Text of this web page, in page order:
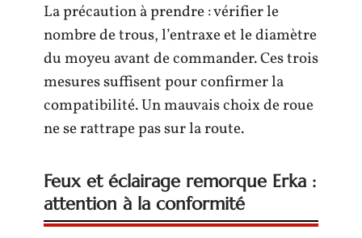
La précaution à prendre : vérifier le
nombre de trous, l’entraxe et le diamètre
du moyeu avant de commander. Ces trois
mesures suffisent pour confirmer la
compatibilité. Un mauvais choix de roue
ne se rattrape pas sur la route.
Feux et éclairage remorque Erka :
attention à la conformité